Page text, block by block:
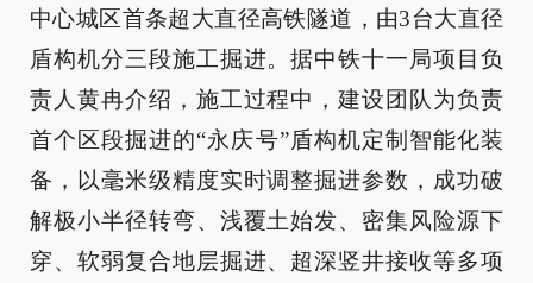
中心城区首条超大直径高铁隧道，由3台大直径
盾构机分三段施工掘进。据中铁十一局项目负
责人黄冉介绍，施工过程中，建设团队为负责
首个区段掘进的“永庆号”盾构机定制智能化装
备，以毫米级精度实时调整掘进参数，成功破
解极小半径转弯、浅覆土始发、密集风险源下
穿、软弱复合地层掘进、超深竖井接收等多项